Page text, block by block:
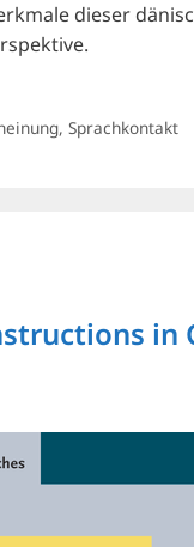
dieser
,Sprachkontakt
in